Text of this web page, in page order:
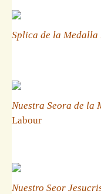
Splica de la Medalla
Nuestra Seora de la
Labour
Nuestro Seor